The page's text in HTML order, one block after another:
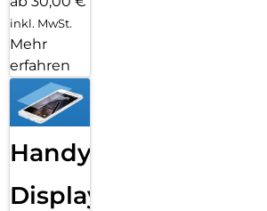
inkl. MwSt.
Mehr
erfahren
Handy
Displayfolie